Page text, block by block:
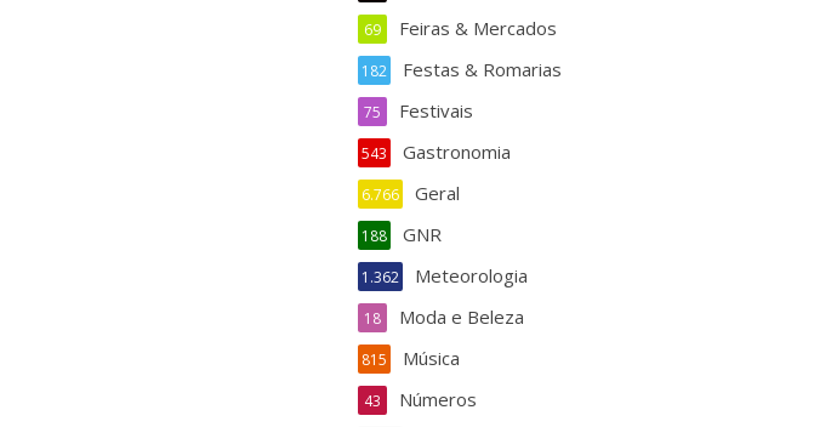
Feiras & Mercados
69
Festas & Romarias
182
Festivais
75
Gastronomia
543
Geral
6.766
GNR
188
Meteorologia
1.362
Moda e Beleza
18
Música
815
Números
43